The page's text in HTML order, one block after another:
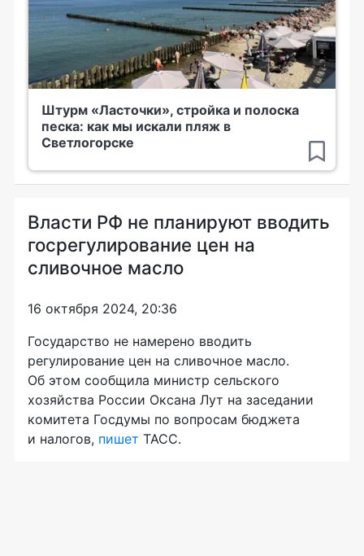
Штурм «Ласточки», стройка и полоска
песка: как мы искали пляж в
Светлогорске
Власти РФ не планируют вводить
госрегулирование цен на
сливочное масло
16 октября 2024, 20:36
Государство не намерено вводить
регулирование цен на сливочное масло.
Об этом сообщила министр сельского
хозяйства России Оксана Лут на заседании
комитета Госдумы по вопросам бюджета
и налогов, пишет ТАСС.